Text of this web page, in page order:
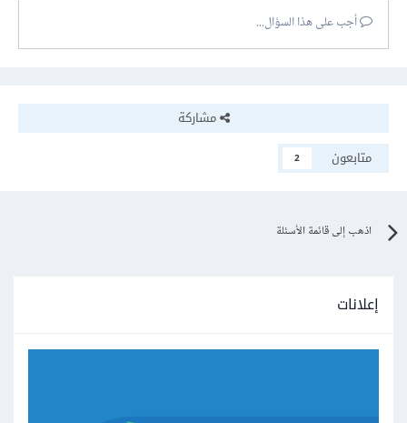
أجب على هذا السؤال...
مشاركة
متابعون
2
اذهب إلى قائمة الأسئلة
إعلانات